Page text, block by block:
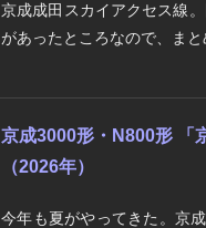
京成成田スカイアクセス線
があったところなので、ま
京成3000形・N800形 「
（2026年）
今年も夏がやってきた。京